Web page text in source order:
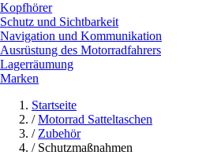
Kopfhörer
Schutz und Sichtbarkeit
Navigation und Kommunikation
Ausrüstung des Motorradfahrers
Lagerräumung
Marken
Startseite
/ Motorrad Satteltaschen
/ Zubehör
/ Schutzmaßnahmen